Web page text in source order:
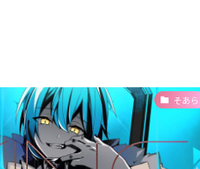
そあら